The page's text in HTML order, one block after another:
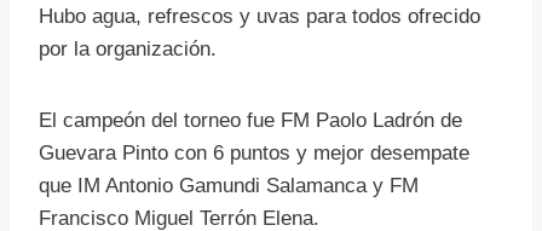
Hubo agua, refrescos y uvas para todos ofrecido
por la organización.
El campeón del torneo fue FM Paolo Ladrón de
Guevara Pinto con 6 puntos y mejor desempate
que IM Antonio Gamundi Salamanca y FM
Francisco Miguel Terrón Elena.